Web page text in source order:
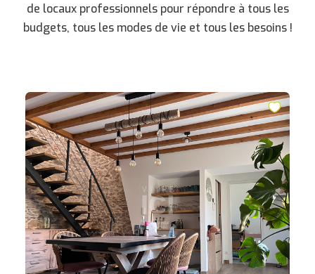
de locaux professionnels pour répondre à tous les
budgets, tous les modes de vie et tous les besoins !